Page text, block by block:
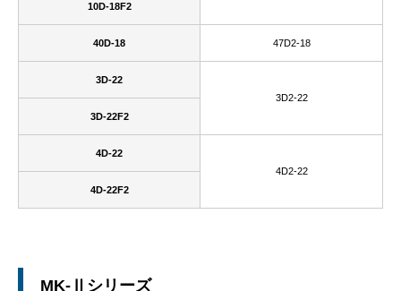
10D-18F2
40D-18 47D2-18
3D-22
3D2-22
3D-22F2
4D-22
4D2-22
4D-22F2
MK-Ⅱシリーズ